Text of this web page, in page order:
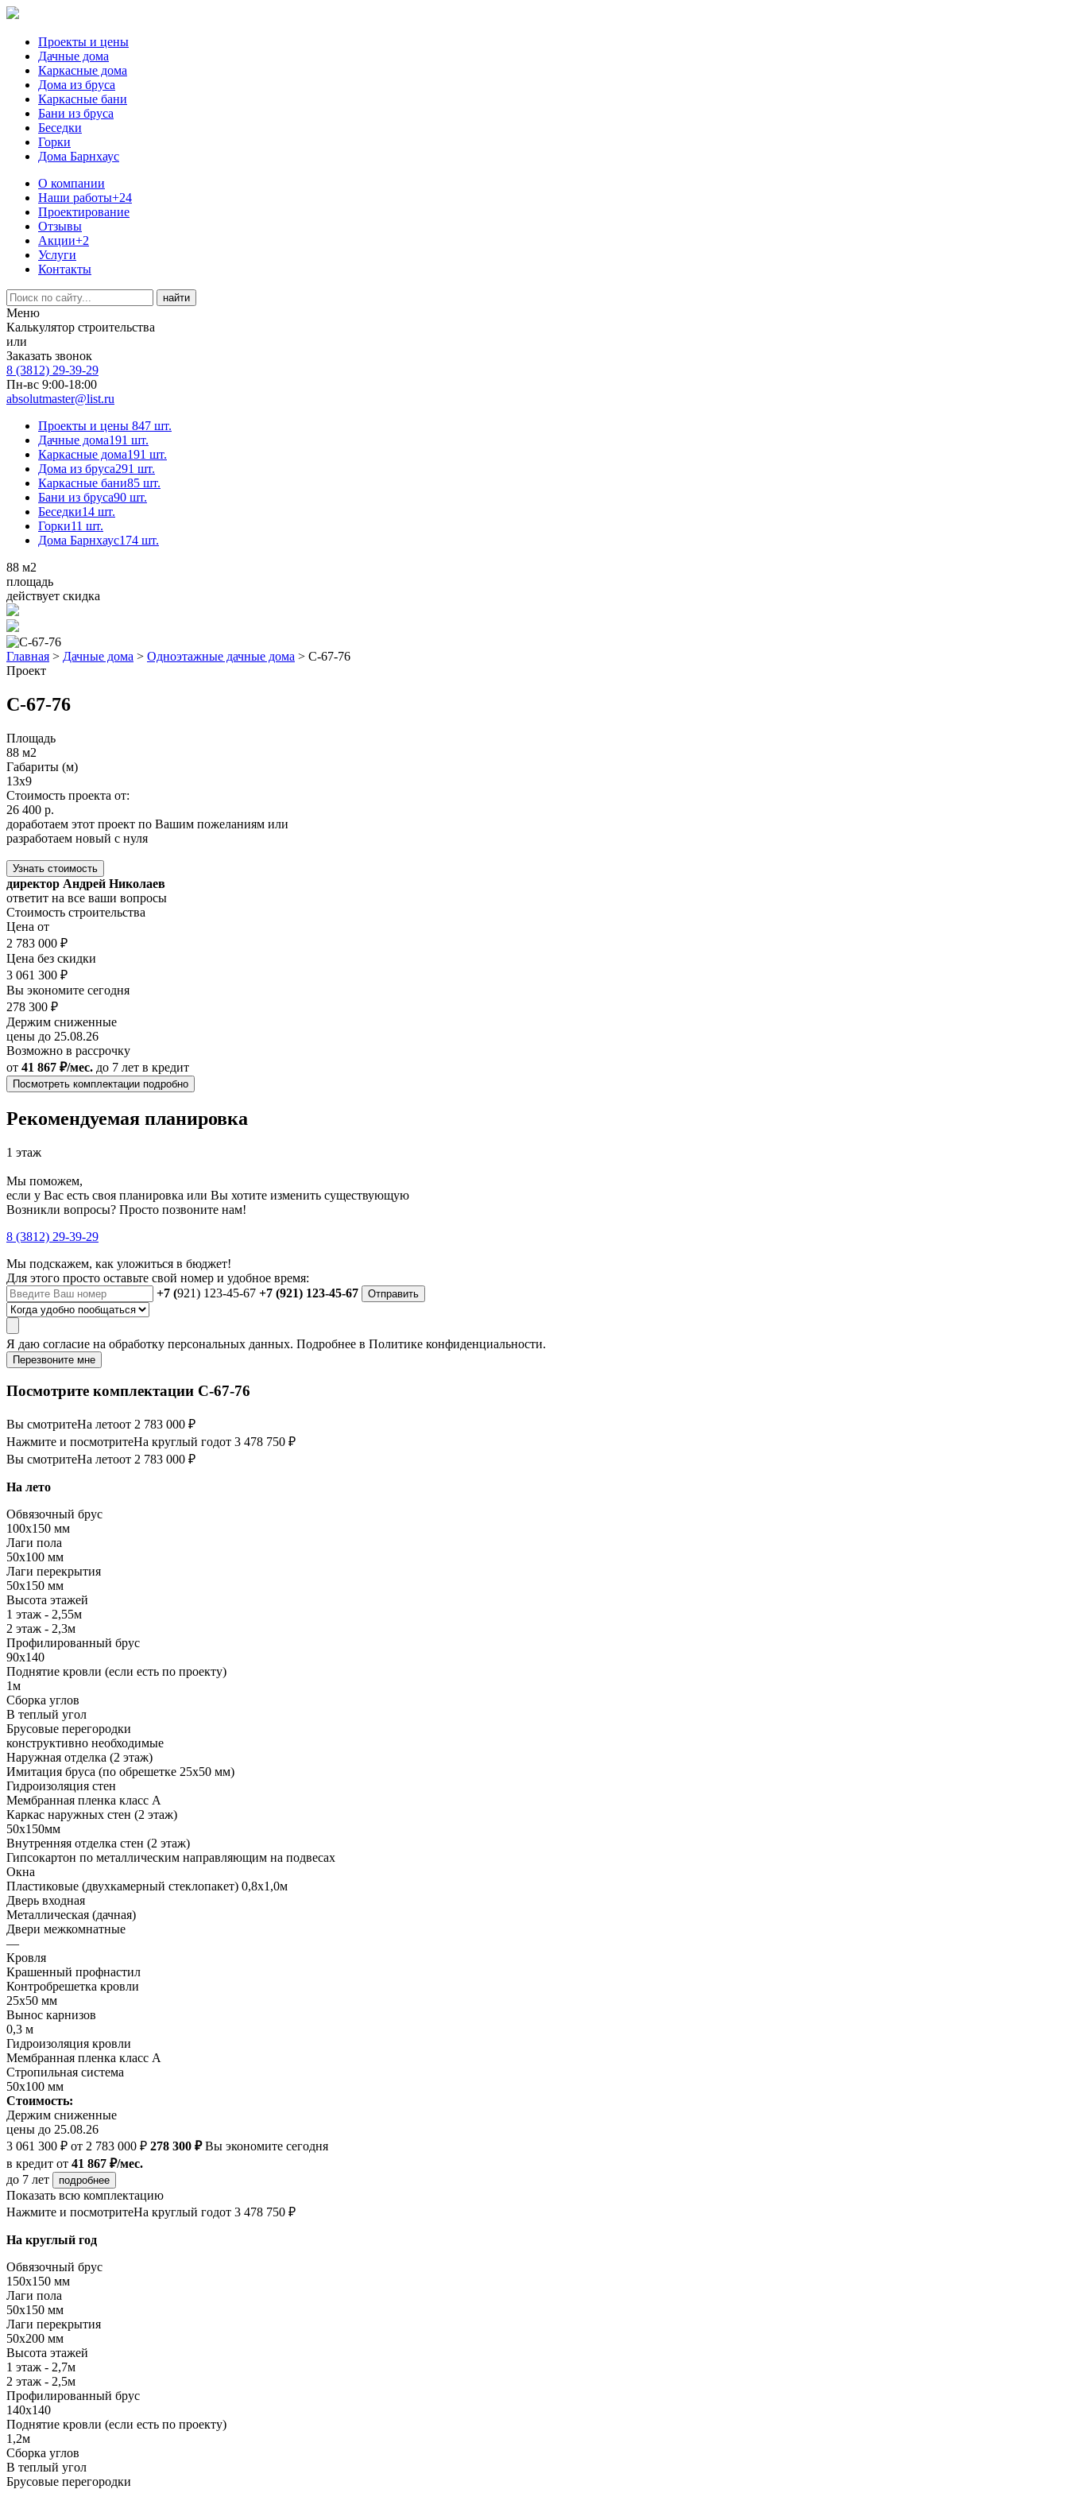
Проекты и цены
Дачные дома
Каркасные дома
Дома из бруса
Каркасные бани
Бани из бруса
Беседки
Горки
Дома Барнхаус
О компании
Наши работы+24
Проектирование
Отзывы
Акции+2
Услуги
Контакты
Меню
Калькулятор строительства
или
Заказать звонок
8 (3812) 29-39-29
Пн-вс 9:00-18:00
absolutmaster@list.ru
Проекты и цены 847 шт.
Дачные дома191 шт.
Каркасные дома191 шт.
Дома из бруса291 шт.
Каркасные бани85 шт.
Бани из бруса90 шт.
Беседки14 шт.
Горки11 шт.
Дома Барнхаус174 шт.
88 м2
площадь
действует скидка
Главная > Дачные дома > Одноэтажные дачные дома > С-67-76
Проект
С-67-76
Площадь
88 м2
Габариты (м)
13x9
Стоимость проекта от:
26 400 р.
доработаем этот проект по Вашим пожеланиям или
разработаем новый с нуля
Узнать стоимость
директор Андрей Николаев
ответит на все ваши вопросы
Стоимость строительства
Цена от
2 783 000 ₽
Цена без скидки
3 061 300 ₽
Вы экономите сегодня
278 300 ₽
Держим сниженные
цены до 25.08.26
Возможно в рассрочку
от 41 867 ₽/мес. до 7 лет в кредит
Посмотреть комплектации подробно
Рекомендуемая планировка
1 этаж
Мы поможем,
если у Вас есть своя планировка или Вы хотите изменить существующую
Возникли вопросы? Просто позвоните нам!
8 (3812) 29-39-29
Мы подскажем, как уложиться в бюджет!
Для этого просто оставьте свой номер и удобное время:
+7 (921) 123-45-67 +7 (921) 123-45-67 Отправить
Я даю согласие на обработку персональных данных. Подробнее в Политике конфиденциальности.
Перезвоните мне
Посмотрите комплектации С-67-76
Вы смотритеНа летоот 2 783 000 ₽
Нажмите и посмотритеНа круглый годот 3 478 750 ₽
Вы смотритеНа летоот 2 783 000 ₽
На лето
Обвязочный брус
100х150 мм
Лаги пола
50х100 мм
Лаги перекрытия
50х150 мм
Высота этажей
1 этаж - 2,55м
2 этаж - 2,3м
Профилированный брус
90х140
Поднятие кровли (если есть по проекту)
1м
Сборка углов
В теплый угол
Брусовые перегородки
конструктивно необходимые
Наружная отделка (2 этаж)
Имитация бруса (по обрешетке 25х50 мм)
Гидроизоляция стен
Мембранная пленка класс А
Каркас наружных стен (2 этаж)
50х150мм
Внутренняя отделка стен (2 этаж)
Гипсокартон по металлическим направляющим на подвесах
Окна
Пластиковые (двухкамерный стеклопакет) 0,8х1,0м
Дверь входная
Металлическая (дачная)
Двери межкомнатные
—
Кровля
Крашенный профнастил
Контробрешетка кровли
25х50 мм
Вынос карнизов
0,3 м
Гидроизоляция кровли
Мембранная пленка класс А
Стропильная система
50х100 мм
Стоимость:
Держим сниженные
цены до 25.08.26
3 061 300 ₽ от 2 783 000 ₽ 278 300 ₽Вы экономите сегодня
в кредит от 41 867 ₽/мес.
до 7 лет
подробнее
Показать всю комплектацию
Нажмите и посмотритеНа круглый годот 3 478 750 ₽
На круглый год
Обвязочный брус
150х150 мм
Лаги пола
50х150 мм
Лаги перекрытия
50х200 мм
Высота этажей
1 этаж - 2,7м
2 этаж - 2,5м
Профилированный брус
140х140
Поднятие кровли (если есть по проекту)
1,2м
Сборка углов
В теплый угол
Брусовые перегородки